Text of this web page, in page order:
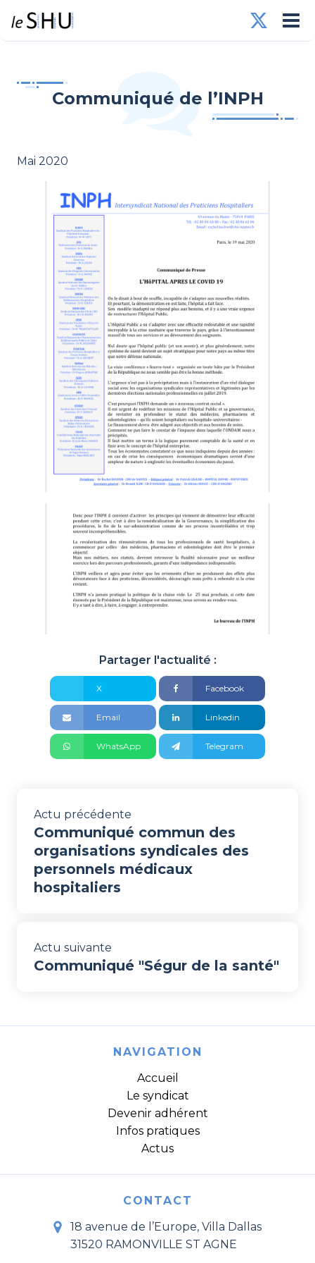
Communiqué de l’INPH
Mai 2020
Partager l'actualité :
X Facebook
Email Linkedin
WhatsApp Telegram
Actu précédente
Communiqué commun des
organisations syndicales des
personnels médicaux
hospitaliers
Actu suivante
Communiqué "Ségur de la santé"
NAVIGATION
Accueil
Le syndicat
Devenir adhérent
Infos pratiques
Actus
CONTACT
18 avenue de l’Europe, Villa Dallas
31520 RAMONVILLE ST AGNE